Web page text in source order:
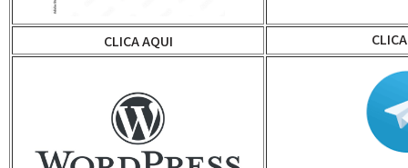
CLICA AQUI